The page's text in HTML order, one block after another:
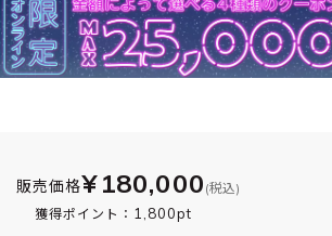
販売価格¥180,000 (税込)
獲得ポイント： 1,800pt